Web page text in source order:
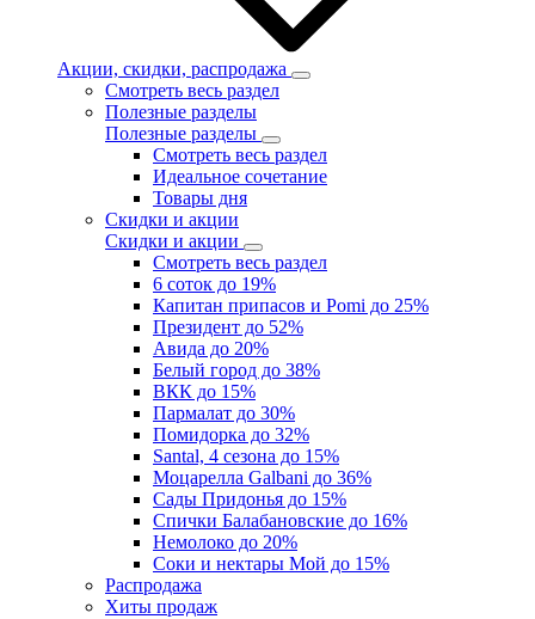
Акции, скидки, распродажа
Смотреть весь раздел
Полезные разделы
Полезные разделы
Смотреть весь раздел
Идеальное сочетание
Товары дня
Скидки и акции
Скидки и акции
Смотреть весь раздел
6 соток до 19%
Капитан припасов и Pomi до 25%
Президент до 52%
Авида до 20%
Белый город до 38%
ВКК до 15%
Пармалат до 30%
Помидорка до 32%
Santal, 4 сезона до 15%
Моцарелла Galbani до 36%
Сады Придонья до 15%
Спички Балабановские до 16%
Немолоко до 20%
Соки и нектары Мой до 15%
Распродажа
Хиты продаж